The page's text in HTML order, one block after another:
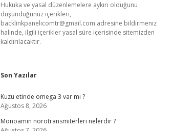
Hukuka ve yasal düzenlemelere aykırı olduğunu
düşündüğünüz içerikleri,
backlinkpanelicomtr@gmail.com adresine bildirmeniz
halinde, ilgili içerikler yasal süre içerisinde sitemizden
kaldırılacaktır.
Son Yazılar
Kuzu etinde omega 3 var mı ?
Ağustos 8, 2026
Monoamin nörotransmiterleri nelerdir ?